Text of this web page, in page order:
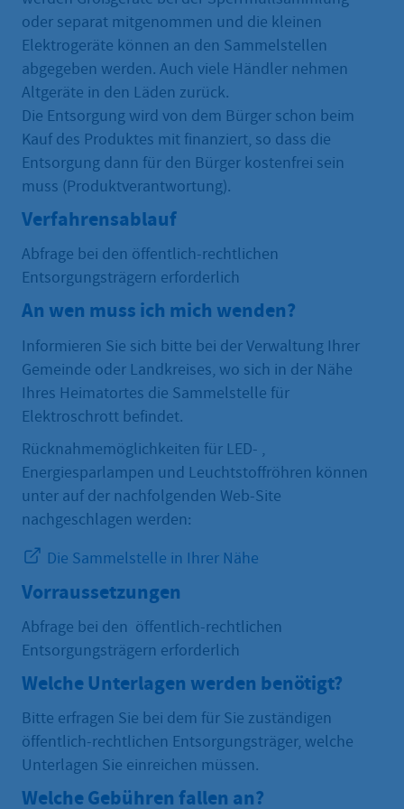
oder separat mitgenommen und die kleinen
Elektrogeräte können an den Sammelstellen
abgegeben werden. Auch viele Händler nehmen
Altgeräte in den Läden zurück.
Die Entsorgung wird von dem Bürger schon beim
Kauf des Produktes mit finanziert, so dass die
Entsorgung dann für den Bürger kostenfrei sein
muss (Produktverantwortung).
Verfahrensablauf
Abfrage bei den öffentlich-rechtlichen
Entsorgungsträgern erforderlich
An wen muss ich mich wenden?
Informieren Sie sich bitte bei der Verwaltung Ihrer
Gemeinde oder Landkreises, wo sich in der Nähe
Ihres Heimatortes die Sammelstelle für
Elektroschrott befindet.
Rücknahmemöglichkeiten für LED- ,
Energiesparlampen und Leuchtstoffröhren können
unter auf der nachfolgenden Web-Site
nachgeschlagen werden:
Die Sammelstelle in Ihrer Nähe
Vorraussetzungen
Abfrage bei den öffentlich-rechtlichen
Entsorgungsträgern erforderlich
Welche Unterlagen werden benötigt?
Bitte erfragen Sie bei dem für Sie zuständigen
öffentlich-rechtlichen Entsorgungsträger, welche
Unterlagen Sie einreichen müssen.
Welche Gebühren fallen an?